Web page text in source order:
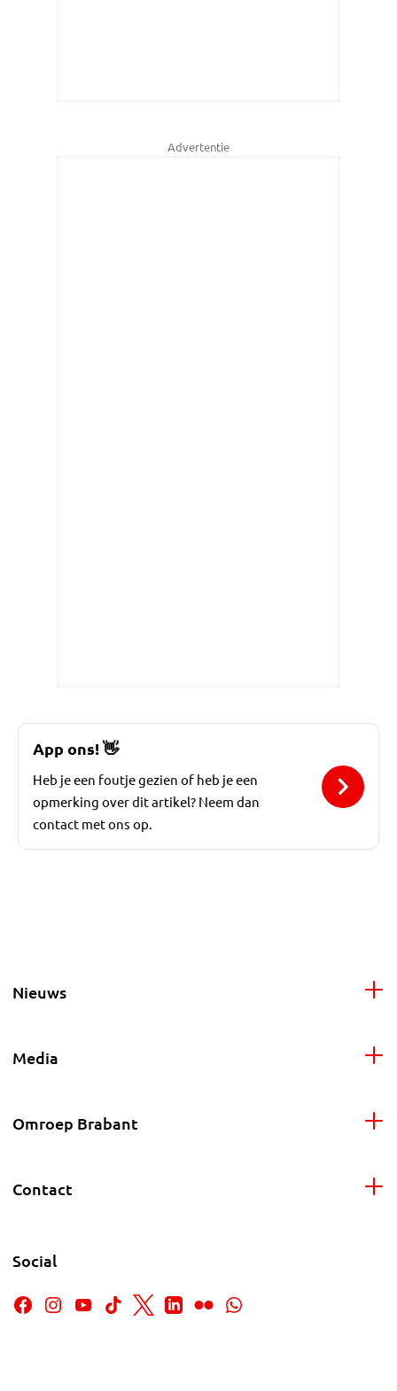
Advertentie
App ons!👋
Heb je een foutje gezien of heb je een
opmerking over dit artikel? Neem dan
contact met ons op.
Nieuws
Media
Omroep Brabant
Contact
Social